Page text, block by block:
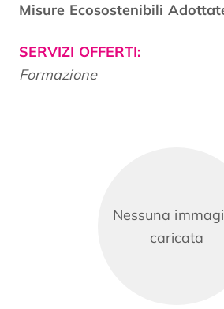
Misure Ecosostenibili
SERVIZI OFFERTI:
Formazione
Nessuna
caricata